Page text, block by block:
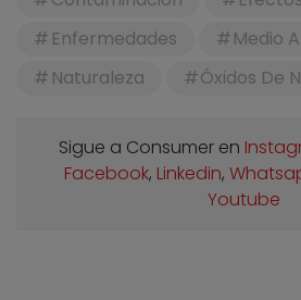
Enfermedades
Medio
Naturaleza
Óxidos De
Sigue a Consumer en
Facebook, Linkedin,
Youtube